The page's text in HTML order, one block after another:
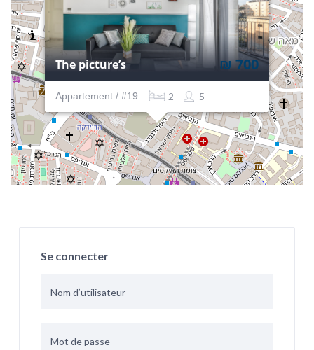
The picture’s
Appartement / #19 5
2
₪ 700
Se connecter